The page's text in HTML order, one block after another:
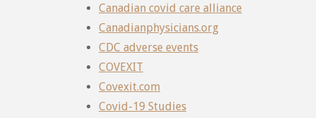
Canadian covid care alliance
Canadianphysicians.org
CDC adverse events
COVEXIT
Covexit.com
Covid-19 Studies